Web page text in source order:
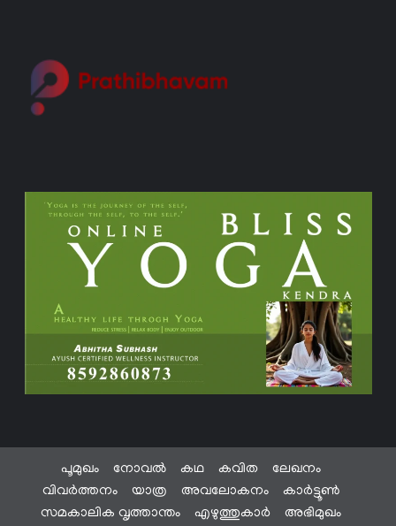
പൂമുഖം നോവൽ കഥ കവിത
ലേഖനം
വിവർത്തനം
യാത്ര അവലോകനം
കാർട്ടൂൺ
സമകാലിക വൃത്താന്തം
എഴുത്തുകാർ അഭിമുഖം